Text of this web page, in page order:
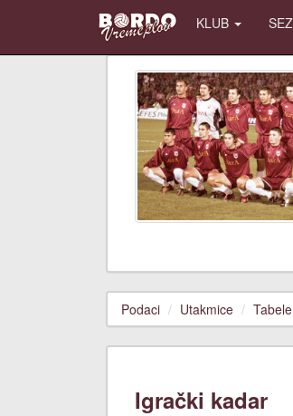
KLUB
Podaci Utakmice Tabele
Igrački kadar